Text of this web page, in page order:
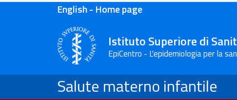
English - Home page
Istituto Superiore di
EpiCentro - L'epidemiologia per la
Salute materno infantile